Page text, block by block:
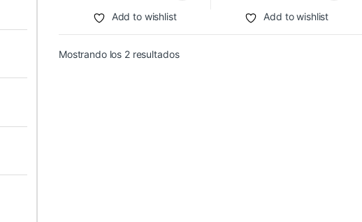
Add to wishlist Add to wishlist
Mostrando los 2 resultados